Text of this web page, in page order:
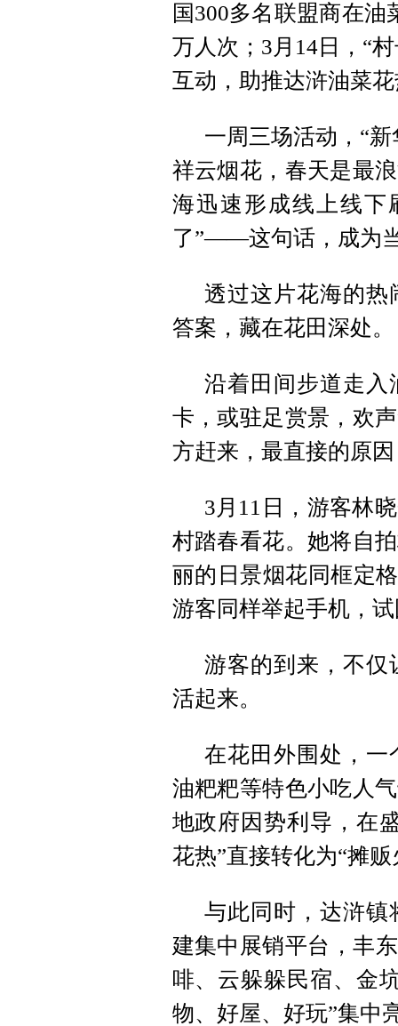
国300多名联盟商在
万人次；3月14日，“
互动，助推达浒油菜
一周三场活动，“
祥云烟花，春天是最
海迅速形成线上线下
了”——这句话，成为
透过这片花海的热
答案，藏在花田深处。
沿着田间步道走入
卡，或驻足赏景，欢
方赶来，最直接的原
3月11日，游客林
村踏春看花。她将自
丽的日景烟花同框定
游客同样举起手机，
游客的到来，不仅
活起来。
在花田外围处，一
油粑粑等特色小吃人
地政府因势利导，在
花热”直接转化为“摊贩
与此同时，达浒镇
建集中展销平台，丰
啡、云躲躲民宿、金
物、好屋、好玩”集中